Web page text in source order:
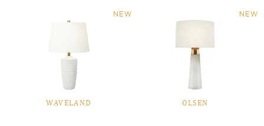
NEW
WAVELAND
NEW
OLSEN